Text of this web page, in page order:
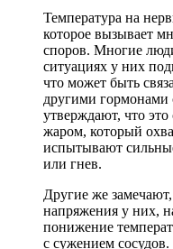
Температура на
которое вызывает
споров. Многие
ситуациях у них
что может быть
другими гормонами
утверждают, что
жаром, который
испытывают
или гнев.
Другие же
напряжения у них,
понижение
с сужением